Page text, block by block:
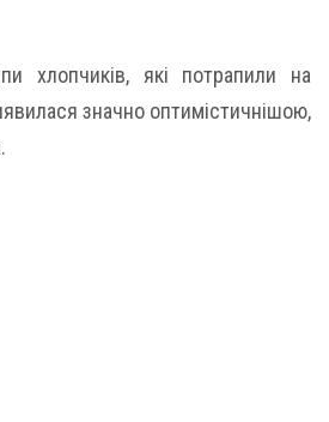
хлопчиків, які потрапили на
значно оптимістичнішою,